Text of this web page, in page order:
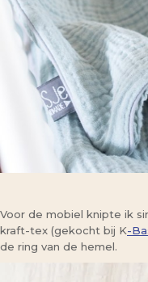
Voor de mobiel knipte ik
kraft-tex (gekocht bij K-
de ring van de hemel.